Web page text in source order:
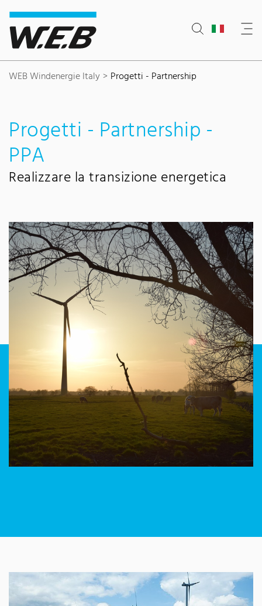
Content Area
Search
Main navigation
Contact
Footer
WEB Windenergie Italy Progetti - Partnership
Progetti - Partnership -
PPA
Realizzare la transizione energetica